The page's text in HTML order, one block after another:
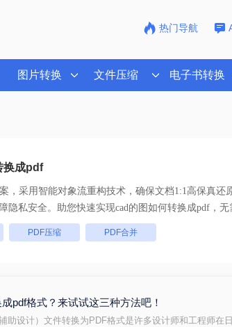
热门导航
图片转换 文件压缩 电子书转换
换成pdf
，采用智能对象流重构技术，确保文档1:1高保真还
加密保障隐私安全。助您快速实现cad的图如何转换成pdf，无
PDF压缩 PDF合并
pdf格式？来试试这三种方法吧！
助设计）文件转换为PDF格式是许多设计师和工程师在